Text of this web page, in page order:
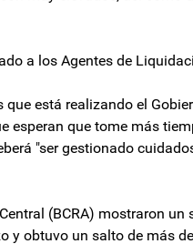
a los Agentes de
que está realizando el
esperan que tome más
"ser gestionado
(BCRA) mostraron un
y obtuvo un salto de más